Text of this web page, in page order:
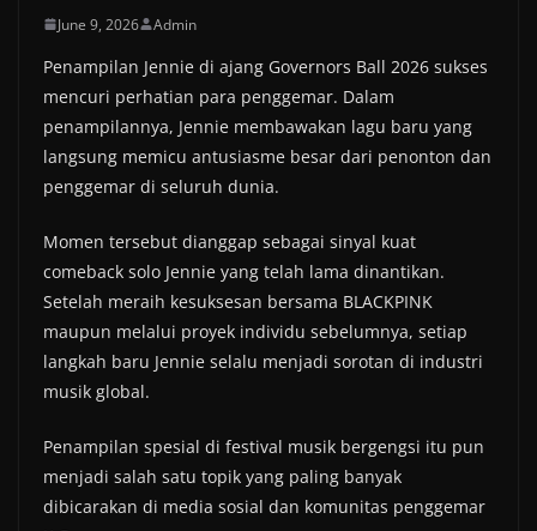
June 9, 2026 Admin
Penampilan Jennie di ajang Governors Ball 2026 sukses
mencuri perhatian para penggemar. Dalam
penampilannya, Jennie membawakan lagu baru yang
langsung memicu antusiasme besar dari penonton dan
penggemar di seluruh dunia.
Momen tersebut dianggap sebagai sinyal kuat
comeback solo Jennie yang telah lama dinantikan.
Setelah meraih kesuksesan bersama BLACKPINK
maupun melalui proyek individu sebelumnya, setiap
langkah baru Jennie selalu menjadi sorotan di industri
musik global.
Penampilan spesial di festival musik bergengsi itu pun
menjadi salah satu topik yang paling banyak
dibicarakan di media sosial dan komunitas penggemar